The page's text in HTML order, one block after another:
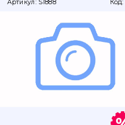
Артикул: SI888 Код: